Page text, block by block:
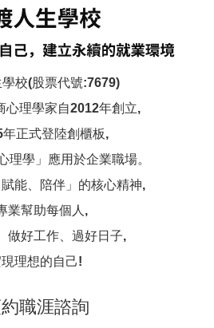
校(股票代號:7679)
心理學家自2012年創立,
正式登陸創櫃板,
理學」應用於企業職場。
能、陪伴」的核心精神,
業幫助每個人,
做好工作、過好日子,
理想的自己!
職涯諮詢